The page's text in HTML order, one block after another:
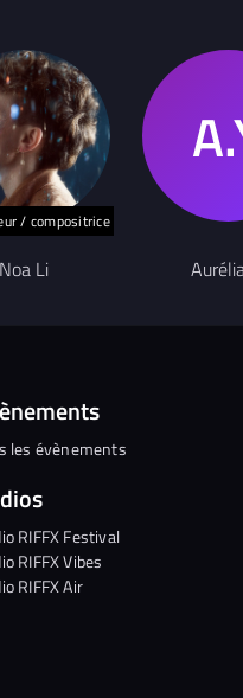
/ compositrice
Noa Li
les évènements
RIFFX Festival
RIFFX Vibes
RIFFX Air